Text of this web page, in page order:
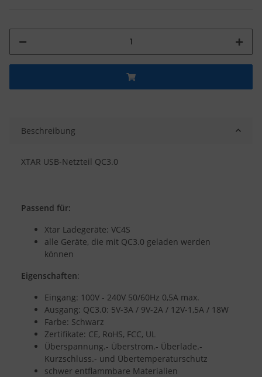
Beschreibung
XTAR USB-Netzteil QC3.0
Passend für:
Xtar Ladegeräte: VC4S
alle Geräte, die mit QC3.0 geladen werden
können
Eigenschaften:
Eingang: 100V - 240V 50/60Hz 0,5A max.
Ausgang: QC3.0: 5V-3A / 9V-2A / 12V-1,5A / 18W
Farbe: Schwarz
Zertifikate: CE, RoHS, FCC, UL
Überspannung.- Überstrom.- Überlade.-
Kurzschluss.- und Übertemperaturschutz
schwer entflammbare Materialien